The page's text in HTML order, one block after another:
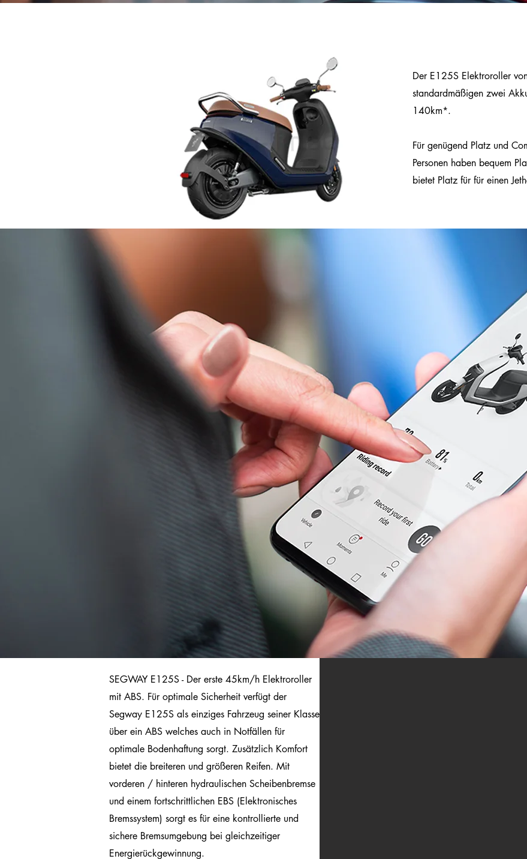
Der E125S Elektroroller
standardmäßigen zwei
140km*.
Für genügend Platz und
Personen haben bequem
bietet Platz für für einen
SEGWAY E125S - Der erste 45km/h Elektroroller
mit ABS. Für optimale Sicherheit verfügt der
Segway E125S als einziges Fahrzeug seiner Klasse
über ein ABS welches auch in Notfällen für
optimale Bodenhaftung sorgt. Zusätzlich Komfort
bietet die breiteren und größeren Reifen. Mit
vorderen / hinteren hydraulischen Scheibenbremse
und einem fortschrittlichen EBS (Elektronisches
Bremssystem) sorgt es für eine kontrollierte und
sichere Bremsumgebung bei gleichzeitiger
Energierückgewinnung.